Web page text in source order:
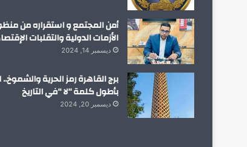
أمن المجتمع و استقراره من
الأزمات الدولية والتقلبات
ديسمبر 14, 2024
برج القاهرة رمز الحرية
بأطول كلمة “لا “في التاريخ
ديسمبر 20, 2024